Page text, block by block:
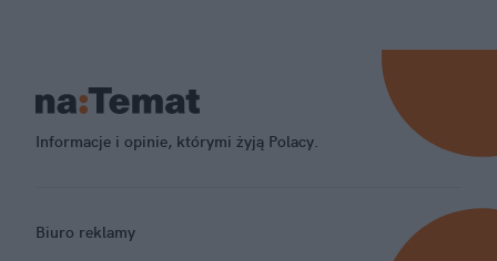
Informacje i opinie, którymi żyją Polacy.
Biuro reklamy